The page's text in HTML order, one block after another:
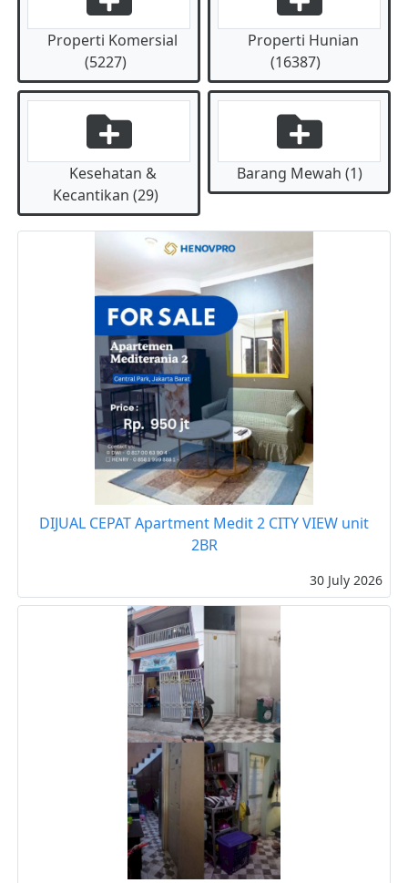
Properti Komersial
(5227)
Properti Hunian
(16387)
Kesehatan &
Kecantikan (29)
Barang Mewah (1)
DIJUAL CEPAT Apartment Medit 2 CITY VIEW unit
2BR
30 July 2026